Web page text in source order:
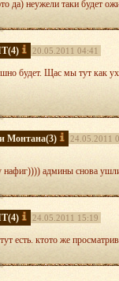
да) неужели таки будет
(4) 20.05.2011 04:41
будет. Щас мы тут как
Монтана(3) 24.05.2011
нафиг)))) админы снова
(4) 24.05.2011 15:19
есть. ктото же